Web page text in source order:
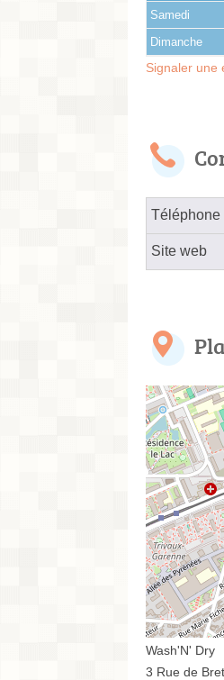
Samedi
Dimanche
Signaler une
Téléphone
Site web
Wash'N' Dry
3 Rue de